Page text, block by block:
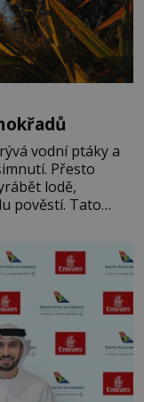
vodní ptáky a
Přesto
lodě,
pověstí. Tato